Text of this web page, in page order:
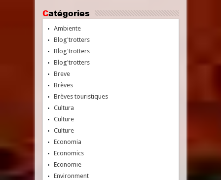
Catégories
Ambiente
Blog'trotters
Blog'trotters
Blog'trotters
Breve
Brèves
Brèves touristiques
Cultura
Culture
Culture
Economia
Economics
Economie
Environment